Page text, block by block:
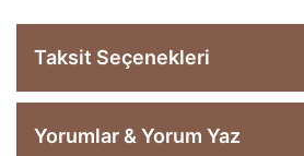
Taksit Seçenekleri
Yorumlar & Yorum Yaz